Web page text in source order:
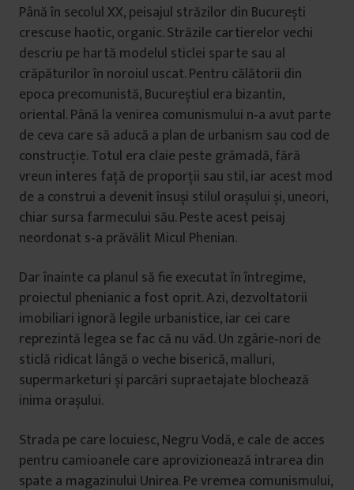
Până în secolul XX, peisajul străzilor din București
crescuse haotic, organic. Străzile cartierelor vechi
descriu pe hartă modelul sticlei sparte sau al
crăpăturilor în noroiul uscat. Pentru călătorii din
epoca precomunistă, Bucureștiul era bizantin,
oriental. Până la venirea comunismului n‑a avut parte
de ceva care să aducă a plan de urbanism sau cod de
construcţie. Totul era claie peste grămadă, fără
vreun interes faţă de proporţii sau stil, iar acest mod
de a construi a devenit însuși stilul orașului și, uneori,
chiar sursa farmecului său. Peste acest peisaj
neordonat s‑a prăvălit Micul Phenian.
Dar înainte ca planul să fie executat în întregime,
proiectul phenianic a fost oprit. Azi, dezvoltatorii
imobiliari ignoră legile urbanistice, iar cei care
reprezintă legea se fac că nu văd. Un zgârie‑nori de
sticlă ridicat lângă o veche biserică, malluri,
supermarketuri și parcări supraetajate blochează
inima orașului.
Strada pe care locuiesc, Negru Vodă, e cale de acces
pentru camioanele care aprovizionează intrarea din
spate a magazinului Unirea. Pe vremea comunismului,